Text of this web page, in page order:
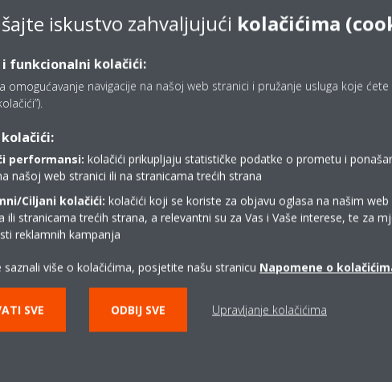
cart functionalities.
da zapamti podatke koji mijenjaju način na koji se stranica
Svrha
Određuje željeni jezik posjetitelja. Omogućuje
web stranici postavljanje željenog jezika nakon
ponovnog ulaska posjetitelja.
i slanjem podataka pomažu vlasnicima stranice da shvate
iskustvo zahvaljujući kolačićima
i funkcionalni kolačići:
omogućavanje navigacije na našoj web stranici i pružanje usluga koje ćete
performansi: kolačići prikupljaju statističke podatke o prometu i
našoj web stranici ili na stranicama trećih strana
Ciljani kolačići: kolačići koji se koriste za objavu oglasa na našim web
ili stranicama trećih strana, a relevantni su za Vas i Vaše interese, te za
reklamnih kampanja
saznali više o kolačićima, posjetite našu stranicu Napomene o
SVE ODBIJ SVE Upravljanje kolačićima